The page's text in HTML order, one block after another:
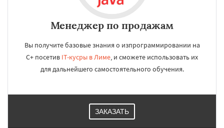
Менеджер по продажам
Вы получите базовые знания о изпрограммировании на
C+ посетив IT-кусры в Лиме, и сможете использовать их
для дальнейшего самостоятельного обучения.
ЗАКАЗАТЬ